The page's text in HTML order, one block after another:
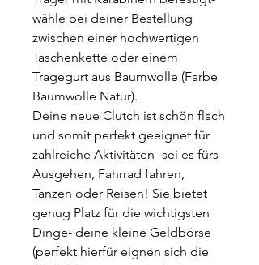
wähle bei deiner Bestellung
zwischen einer hochwertigen
Taschenkette oder einem
Tragegurt aus Baumwolle (Farbe
Baumwolle Natur).
Deine neue Clutch ist schön flach
und somit perfekt geeignet für
zahlreiche Aktivitäten- sei es fürs
Ausgehen, Fahrrad fahren,
Tanzen oder Reisen! Sie bietet
genug Platz für die wichtigsten
Dinge- deine kleine Geldbörse
(perfekt hierfür eignen sich die